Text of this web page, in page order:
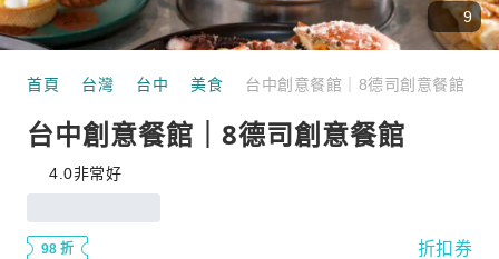
9
首頁 台灣 台中 美食 台中創意餐館｜8德司創意餐館
台中創意餐館｜8德司創意餐館
4.0非常好
98 折 折扣券